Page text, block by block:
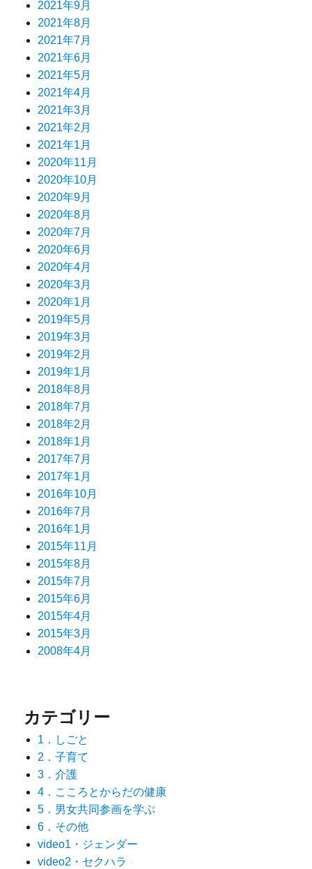
2021年9月
2021年8月
2021年7月
2021年6月
2021年5月
2021年4月
2021年3月
2021年2月
2021年1月
2020年11月
2020年10月
2020年9月
2020年8月
2020年7月
2020年6月
2020年4月
2020年3月
2020年1月
2019年5月
2019年3月
2019年2月
2019年1月
2018年8月
2018年7月
2018年2月
2018年1月
2017年7月
2017年1月
2016年10月
2016年7月
2016年1月
2015年11月
2015年8月
2015年7月
2015年6月
2015年4月
2015年3月
2008年4月
カテゴリー
1．しごと
2．子育て
3．介護
4．こころとからだの健康
5．男女共同参画を学ぶ
6．その他
video1・ジェンダー
video2・セクハラ